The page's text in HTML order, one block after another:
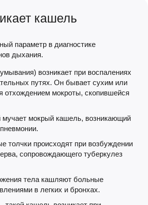
кашель
параметр в диагностике
дыхания.
возникает при воспалениях
путях. Он бывает сухим или
отхождением мокроты, скопившейся
мокрый кашель, возникающий
толчки происходят при возбуждении
сопровождающего туберкулез
тела кашляют больные
в легких и бронхах.